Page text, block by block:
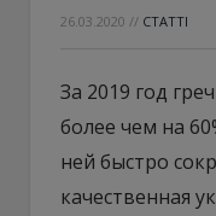
26.03.2020 // СТАТТІ
За 2019 год
более чем на
ней быстро
качественная